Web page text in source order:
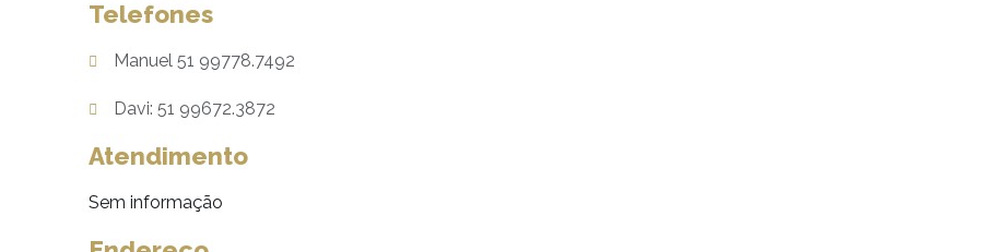
Telefones
Manuel 51 99778.7492
Davi: 51 99672.3872
Atendimento
Sem informação